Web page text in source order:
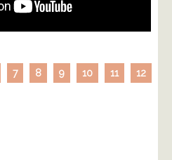
7 8 9 10 11 12